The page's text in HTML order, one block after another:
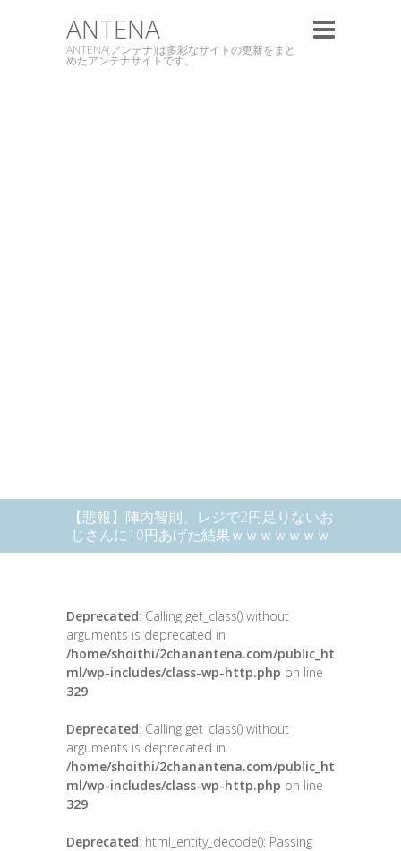
ANTENA
ANTENA(アンテナ)は多彩なサイトの更新をまと
めたアンテナサイトです。
【悲報】陣内智則、レジで2円足りないお
じさんに10円あげた結果ｗｗｗｗｗｗｗ
Deprecated: Calling get_class() without
arguments is deprecated in
/home/shoithi/2chanantena.com/public_ht
ml/wp-includes/class-wp-http.php on line
329
Deprecated: Calling get_class() without
arguments is deprecated in
/home/shoithi/2chanantena.com/public_ht
ml/wp-includes/class-wp-http.php on line
329
Deprecated: html_entity_decode(): Passing